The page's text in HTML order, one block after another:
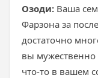
Озоди: Ваша
Фарзона за
достаточно
вы
что-то в вашем